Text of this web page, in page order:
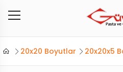
20x20 Boyutlar 20x20x5